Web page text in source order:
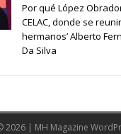
Por qué López
CELAC, donde se
hermanos’ Alberto
Da Silva
2026 | MH Magazine